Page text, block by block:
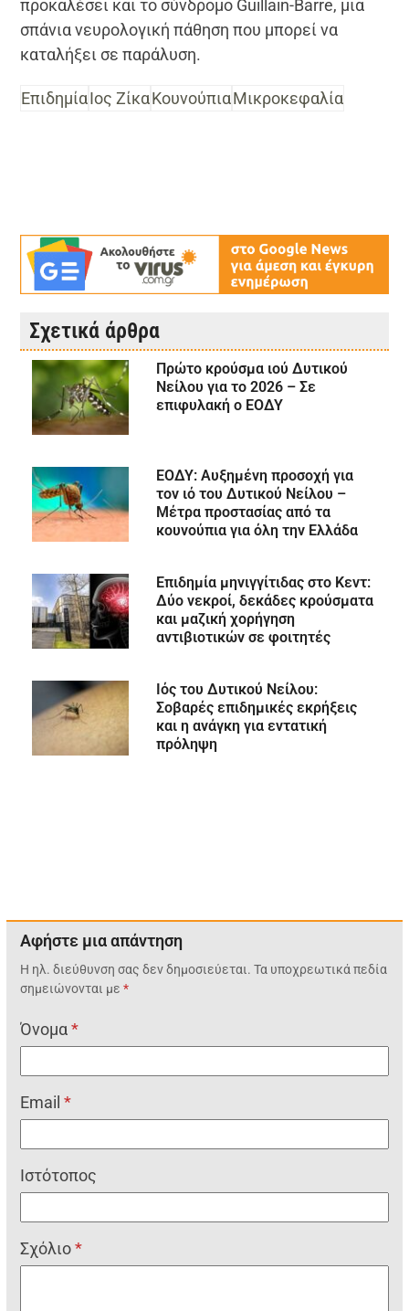
προκαλέσει και το σύνδρομο Guillain-Barre, μια
σπάνια νευρολογική πάθηση που μπορεί να
καταλήξει σε παράλυση.
ΕπιδημίαΙος ΖίκαΚουνούπιαΜικροκεφαλία
Σχετικά άρθρα
Πρώτο κρούσμα ιού Δυτικού
Νείλου για το 2026 – Σε
επιφυλακή ο ΕΟΔΥ
ΕΟΔΥ: Αυξημένη προσοχή για
τον ιό του Δυτικού Νείλου –
Μέτρα προστασίας από τα
κουνούπια για όλη την Ελλάδα
Επιδημία μηνιγγίτιδας στο Κεντ:
Δύο νεκροί, δεκάδες κρούσματα
και μαζική χορήγηση
αντιβιοτικών σε φοιτητές
Ιός του Δυτικού Νείλου:
Σοβαρές επιδημικές εκρήξεις
και η ανάγκη για εντατική
πρόληψη
Αφήστε μια απάντηση
Η ηλ. διεύθυνση σας δεν δημοσιεύεται. Τα υποχρεωτικά πεδία
σημειώνονται με*
Όνομα*
Email*
Ιστότοπος
Σχόλιο*